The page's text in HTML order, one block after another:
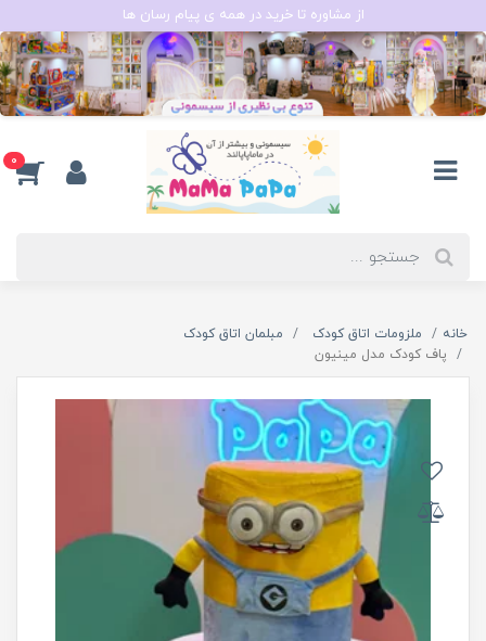
از مشاوره تا خرید در همه ی پیام رسان ها
0
خانه ملزومات اتاق کودک
مبلمان اتاق کودک
پاف کودک مدل مینیون